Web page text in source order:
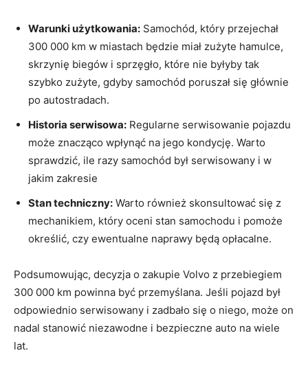
Warunki ​użytkowania: Samochód,⁢ który przejechał
⁤300 000‌ km ⁣w miastach będzie miał zużyte hamulce,
skrzynię biegów i sprzęgło, które nie byłyby tak
szybko zużyte, gdyby samochód poruszał się​ głównie
‍po autostradach.
Historia serwisowa: Regularne​ serwisowanie pojazdu
może znacząco wpłynąć na jego ⁤kondycję. Warto⁣
sprawdzić, ile‍ razy samochód był serwisowany‌ i w
jakim zakresie
Stan techniczny: Warto również skonsultować się z
mechanikiem, który⁢ oceni ​stan samochodu ⁤i pomoże
określić, czy ewentualne naprawy‌ będą opłacalne.
Podsumowując,​ decyzja ⁣o‍ zakupie Volvo z przebiegiem
‌300 000 km powinna być przemyślana. Jeśli ‍pojazd był
⁣odpowiednio serwisowany⁢ i ⁤zadbało się o niego, ⁣może on
⁣nadal ‍stanowić niezawodne i⁤ bezpieczne auto na wiele
⁢lat.